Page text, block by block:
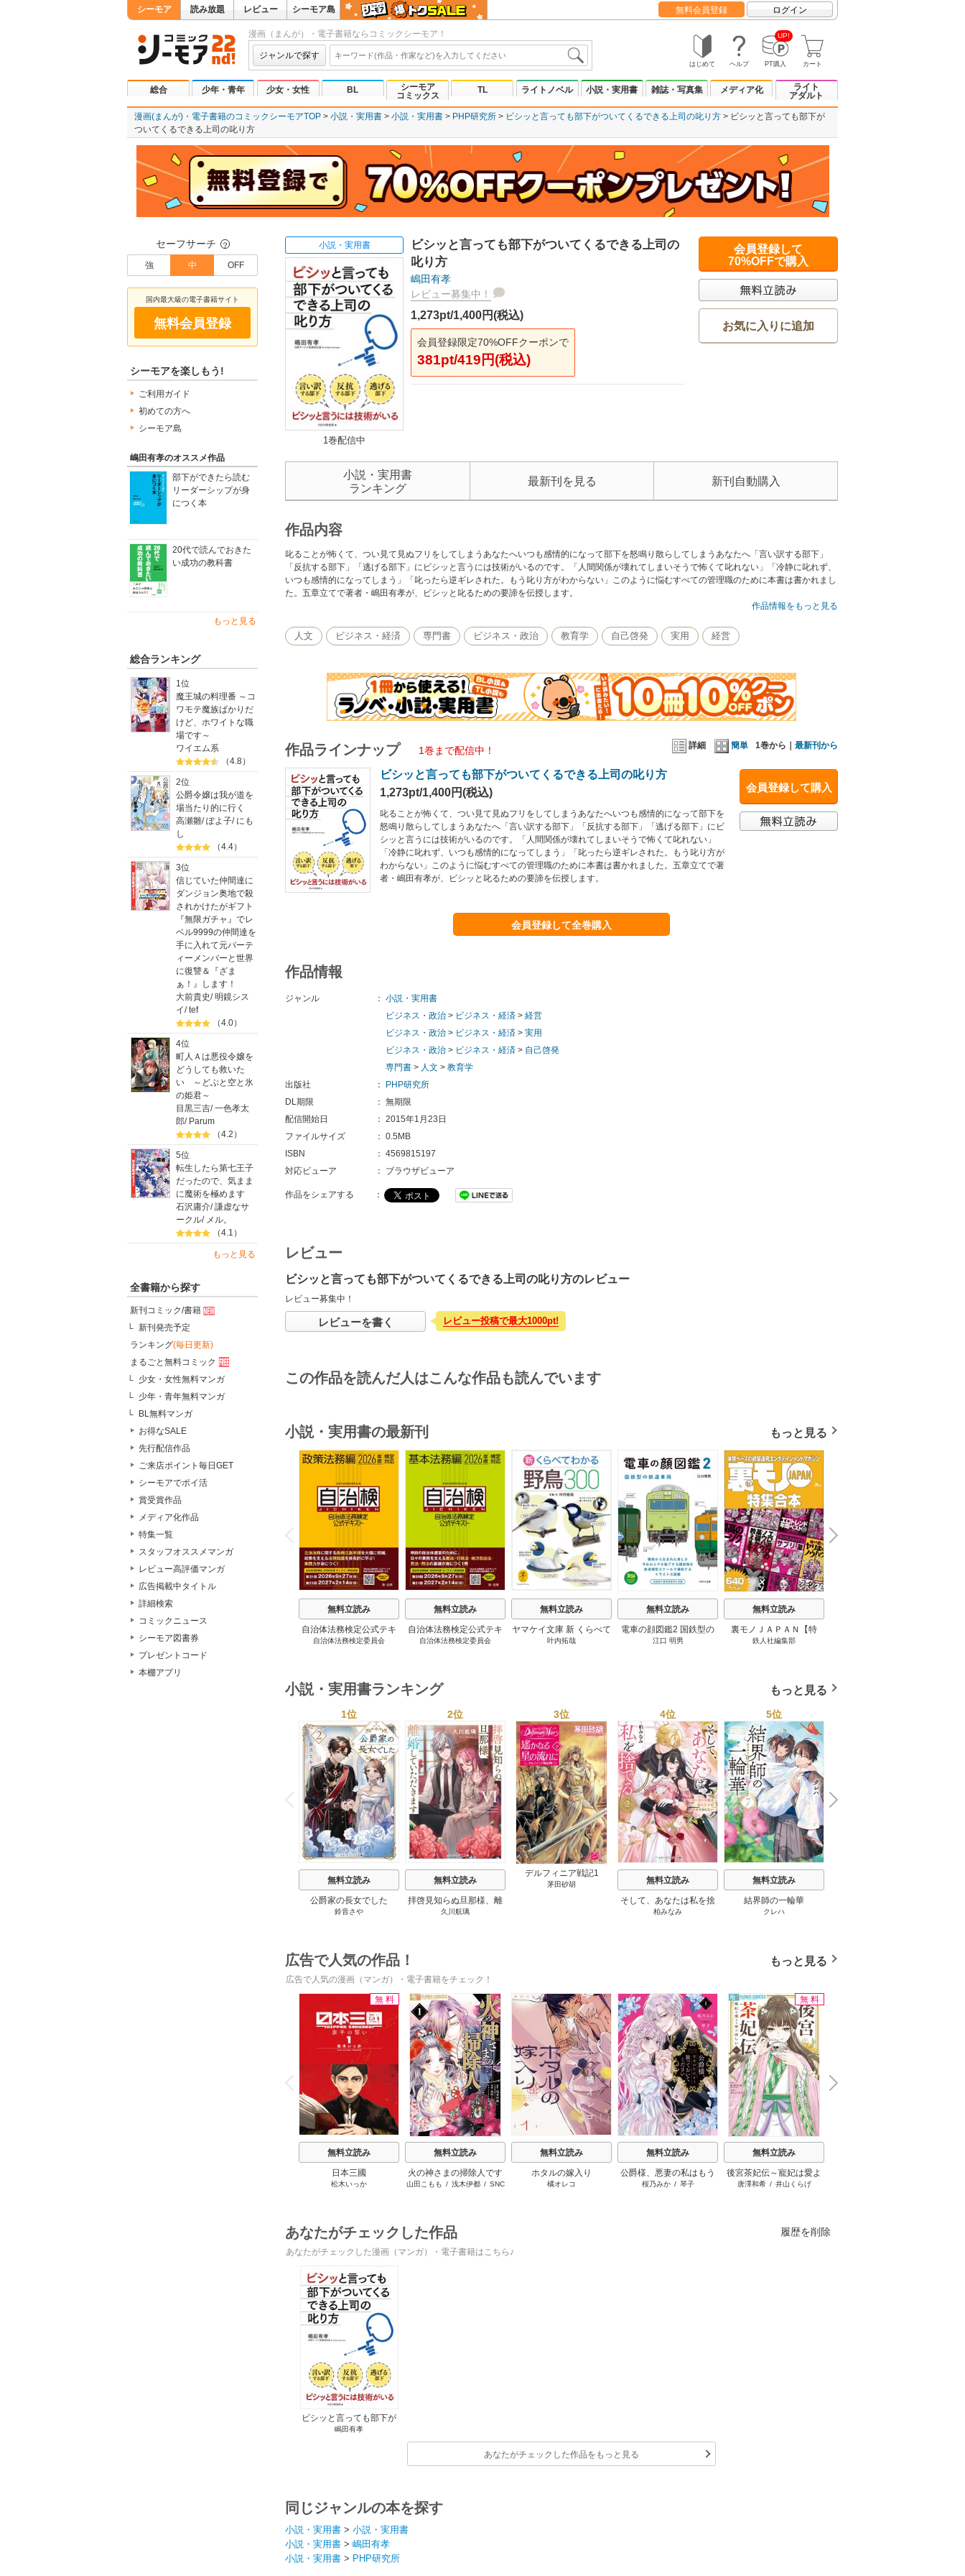
シーモア 読み放題 レビュー シーモア島 無料会員登録 ログイン
漫画（まんが）・電子書籍ならコミックシーモア！
ジャンルで探す
はじめて ヘルプ
UP!
PT購入 カート
総合 少年・青年 少女・女性 BL
シーモア
コミックス
TL ライトノベル 小説・実用書 雑誌・写真集 メディア化
ライト
アダルト
漫画(まんが)・電子書籍のコミックシーモアTOP 小説・実用書 小説・実用書 PHP研究所 ビシッと言っても部下がついてくるできる上司の叱り方
ビシッと言っても部下が
ついてくるできる上司の叱り方
セーフサーチ ？
強 中 OFF
国内最大級の電子書籍サイト
無料会員登録
シーモアを楽しもう!
ご利用ガイド
初めての方へ
シーモア島
嶋田有孝のオススメ作品
部下ができたら読む
リーダーシップが身
につく本
20代で読んでおきた
い成功の教科書
もっと見る
総合ランキング
1位
魔王城の料理番 ～コ
ワモテ魔族ばかりだ
けど、ホワイトな職
場です～
ワイエム系
（4.8）
2位
公爵令嬢は我が道を
場当たり的に行く
高瀬雛/ぽよ子/ にも
し
（4.4）
3位
信じていた仲間達に
ダンジョン奥地で殺
されかけたがギフト
『無限ガチャ』でレ
ベル9999の仲間達を
手に入れて元パーテ
ィーメンバーと世界
に復讐＆『ざま
ぁ！』します！
大前貴史/明鏡シス
イ/tef
（4.0）
4位
町人Ａは悪役令嬢を
どうしても救いた
い ～どぶと空と氷
の姫君～
目黒三吉/一色孝太
郎/ Parum
（4.2）
5位
転生したら第七王子
だったので、気まま
に魔術を極めます
石沢庸介/謙虚なサ
ークル/ メル。
（4.1）
もっと見る
全書籍から探す
新刊コミック/書籍
新刊発売予定
ランキング(毎日更新)
まるごと無料コミック
少女・女性無料マンガ
少年・青年無料マンガ
BL無料マンガ
お得なSALE
先行配信作品
ご来店ポイント毎日GET
シーモアでポイ活
賞受賞作品
メディア化作品
特集一覧
スタッフオススメマンガ
レビュー高評価マンガ
広告掲載中タイトル
詳細検索
コミックニュース
シーモア図書券
プレゼントコード
本棚アプリ
小説・実用書
1巻配信中
ビシッと言っても部下がついてくるできる上司の
叱り方
嶋田有孝
レビュー募集中！
1,273pt/1,400円(税込)
会員登録限定70%OFFクーポンで
381pt/419円(税込)
会員登録して
70%OFFで購入
お気に入りに追加
小説・実用書
ランキング
最新刊を見る 新刊自動購入
作品内容
叱ることが怖くて、つい見て見ぬフリをしてしまうあなたへいつも感情的になって部下を怒鳴り散らしてしまうあなたへ「言い訳する部下」
「反抗する部下」「逃げる部下」にビシッと言うには技術がいるのです。「人間関係が壊れてしまいそうで怖くて叱れない」「冷静に叱れず、
いつも感情的になってしまう」「叱ったら逆ギレされた。もう叱り方がわからない」このように悩むすべての管理職のために本書は書かれまし
た。五章立てで著者・嶋田有孝が、ビシッと叱るための要諦を伝授します。
作品情報をもっと見る
人文 ビジネス・経済 専門書 ビジネス・政治 教育学 自己啓発 実用 経営
詳細 簡単 1巻から｜ 最新刊から
作品ラインナップ 1巻まで配信中！
会員登録して購入
ビシッと言っても部下がついてくるできる上司の叱り方
1,273pt/1,400円(税込)
叱ることが怖くて、つい見て見ぬフリをしてしまうあなたへいつも感情的になって部下を
怒鳴り散らしてしまうあなたへ「言い訳する部下」「反抗する部下」「逃げる部下」にビ
シッと言うには技術がいるのです。「人間関係が壊れてしまいそうで怖くて叱れない」
「冷静に叱れず、いつも感情的になってしまう」「叱ったら逆ギレされた。もう叱り方が
わからない」このように悩むすべての管理職のために本書は書かれました。五章立てで著
者・嶋田有孝が、ビシッと叱るための要諦を伝授します。
会員登録して全巻購入
作品情報
ジャンル ： 小説・実用書
ビジネス・政治 > ビジネス・経済 > 経営
ビジネス・政治 > ビジネス・経済 > 実用
ビジネス・政治 > ビジネス・経済 > 自己啓発
専門書 > 人文 > 教育学
出版社
：
PHP研究所
DL期限
： 無期限
配信開始日
： 2015年1月23日
ファイルサイズ
： 0.5MB
ISBN
： 4569815197
対応ビューア
： ブラウザビューア
作品をシェアする ：
レビュー
ビシッと言っても部下がついてくるできる上司の叱り方のレビュー
レビュー募集中！
レビューを書く レビュー投稿で最大1000pt!
この作品を読んだ人はこんな作品も読んでいます
小説・実用書の最新刊 もっと見る
P
r
e
i
o
u
s
無料立読み
自治体法務検定公式テキ
スト 政策法務編 ２０
自治体法務検定委員会
無料立読み
自治体法務検定公式テキ
スト 基本法務編 ２０
自治体法務検定委員会
無料立読み
ヤマケイ文庫 新 くらべて
わかる野鳥300 1巻
叶内拓哉
無料立読み
電車の顔図鑑2 国鉄型の
鉄道車両 1巻
江口 明男
無料立読み
裏モノＪＡＰＡＮ【特
集】★超ボリューム版６
トレンド年間ベスト★お
学ぶ★夢のようなエロい
楽園３０ 1巻
鉄人社編集部
N
e
x
t
小説・実用書ランキング もっと見る
P
r
e
v
i
o
u
s
1位
無料立読み
公爵家の長女でした
鈴音さや
2位
無料立読み
拝啓見知らぬ旦那様、離
婚していただきます
久川航璃
3位
デルフィニア戦記1
茅田砂胡
4位
無料立読み
そして、あなたは私を捨
てる
柏みなみ
5位
無料立読み
結界師の一輪華
クレハ
N
e
x
t
広告で人気の作品！ もっと見る
広告で人気の漫画（マンガ）・電子書籍をチェック！
P
r
e
v
i
u
無料
無料立読み
日本三國
松木いっか
無料立読み
火の神さまの掃除人です
が、いつの間にか花嫁と
山田こもも / 浅木伊都/ SNC
無料立読み
ホタルの嫁入り
橘オレコ
無料立読み
公爵様、悪妻の私はもう
放っておいてください
桜乃みか/ 琴子
無料
無料立読み
後宮茶妃伝～寵妃は愛よ
り茶が欲しい～
唐澤和希/ 井山くらげ
N
e
x
t
あなたがチェックした作品 履歴を削除
あなたがチェックした漫画（マンガ）・電子書籍はこちら♪
ビシッと言っても部下が
ついてくるできる上司の
嶋田有孝
あなたがチェックした作品をもっと見る
同じジャンルの本を探す
小説・実用書 > 小説・実用書
小説・実用書 > 嶋田有孝
小説・実用書 > PHP研究所